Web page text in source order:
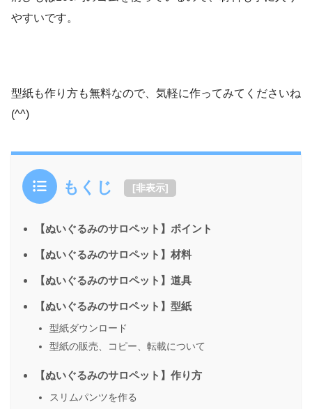
やすいです。
型紙も作り方も無料なので、気軽に作ってみてくださいね
(^^)
もくじ [非表示]
【ぬいぐるみのサロペット】ポイント
【ぬいぐるみのサロペット】材料
【ぬいぐるみのサロペット】道具
【ぬいぐるみのサロペット】型紙
型紙ダウンロード
型紙の販売、コピー、転載について
【ぬいぐるみのサロペット】作り方
スリムパンツを作る